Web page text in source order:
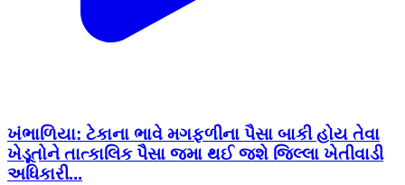
ખંભાળિયા: ટેકાના ભાવે મગફળીના પૈસા બાકી હોય તેવા
ખેડૂતોને તાત્કાલિક પૈસા જમા થઈ જશે જિલ્લા ખેતીવાડી
અધિકારી...